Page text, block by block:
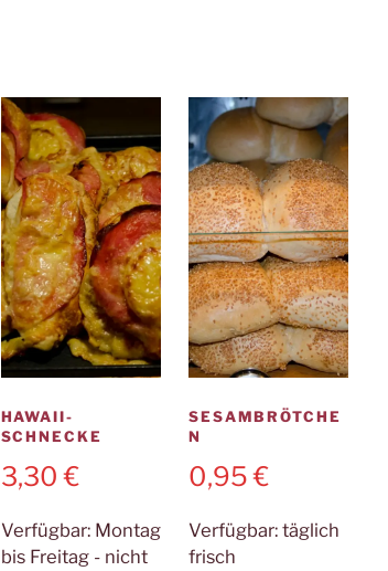
HAWAII-
SCHNECKE
3,30€
Verfügbar: Montag
bis Freitag - nicht
SESAMBRÖTCHE
N
0,95€
Verfügbar: täglich
frisch